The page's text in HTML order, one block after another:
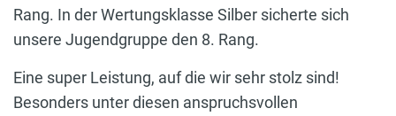
Rang. In der Wertungsklasse Silber sicherte sich
unsere Jugendgruppe den 8. Rang.
Eine super Leistung, auf die wir sehr stolz sind!
Besonders unter diesen anspruchsvollen